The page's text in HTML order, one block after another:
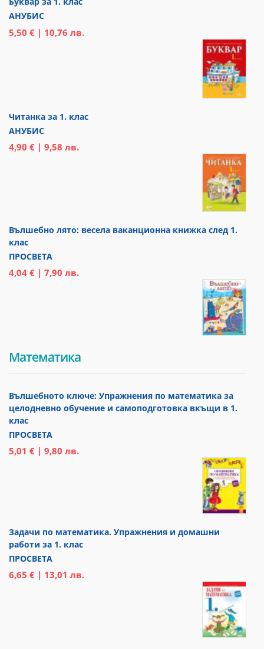
АНУБИС
5,50 € | 10,76 лв.
Читанка за 1. клас
АНУБИС
4,90 € | 9,58 лв.
Вълшебно лято: весела ваканционна книжка след 1.
клас
ПРОСВЕТА
4,04 € | 7,90 лв.
Математика
Вълшебното ключе: Упражнения по математика за
целодневно обучение и самоподготовка вкъщи в 1.
клас
ПРОСВЕТА
5,01 € | 9,80 лв.
Задачи по математика. Упражнения и домашни
работи за 1. клас
ПРОСВЕТА
6,65 € | 13,01 лв.